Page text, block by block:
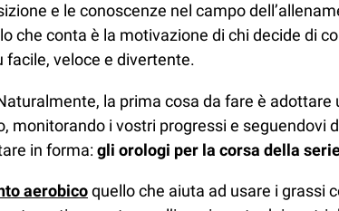
e le conoscenze nel campo
che conta è la motivazione di chi decide di
veloce e divertente.
la prima cosa da fare è
monitorando i vostri progressi e
in forma:gli orologi per la corsa della
aerobicoquello che aiuta ad usare i grassi